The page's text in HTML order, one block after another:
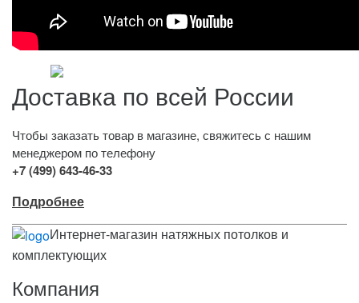
Доставка по всей России
Чтобы заказать товар в магазине, свяжитесь с нашим
менеджером по телефону
+7 (499) 643-46-33
Подробнее
Интернет-магазин натяжных потолков и
комплектующих
Компания